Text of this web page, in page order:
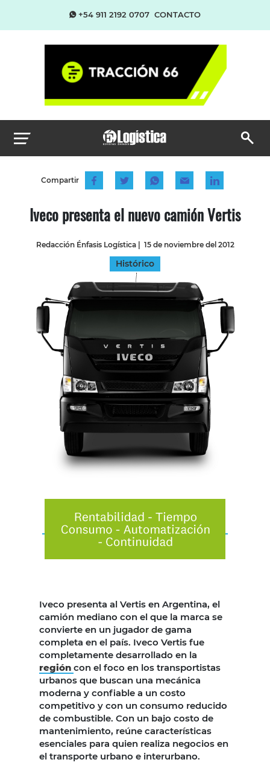
+54 911 2192 0707 CONTACTO
Compartir
Iveco presenta el nuevo camión Vertis
Redacción Énfasis Logística| 15 de noviembre del 2012
Histórico
Iveco presenta al Vertis en Argentina, el
camión mediano con el que la marca se
convierte en un jugador de gama
completa en el país. Iveco Vertis fue
completamente desarrollado en la
región con el foco en los transportistas
urbanos que buscan una mecánica
moderna y confiable a un costo
competitivo y con un consumo reducido
de combustible. Con un bajo costo de
mantenimiento, reúne características
esenciales para quien realiza negocios en
el transporte urbano e interurbano.